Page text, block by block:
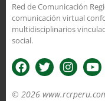
Red de Comunicación
comunicación virtual
multidisciplinarios
social.
© 2026